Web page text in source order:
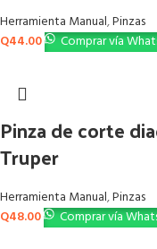
Herramienta Manual,Pinzas
Q44.00 Comprar vía
Pinza de corte
Truper
Herramienta Manual,Pinzas
Q48.00 Comprar vía